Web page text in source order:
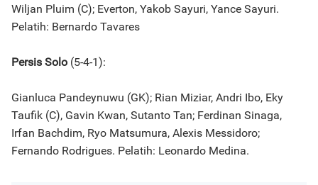
Wiljan Pluim (C); Everton, Yakob Sayuri, Yance Sayuri.
Pelatih: Bernardo Tavares
Persis Solo (5-4-1):
Gianluca Pandeynuwu (GK); Rian Miziar, Andri Ibo, Eky
Taufik (C), Gavin Kwan, Sutanto Tan; Ferdinan Sinaga,
Irfan Bachdim, Ryo Matsumura, Alexis Messidoro;
Fernando Rodrigues. Pelatih: Leonardo Medina.